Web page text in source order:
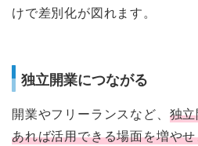
けで差別化が図れます。
独立開業につながる
開業やフリーランスなど、 独
あれば活用できる場面を増や